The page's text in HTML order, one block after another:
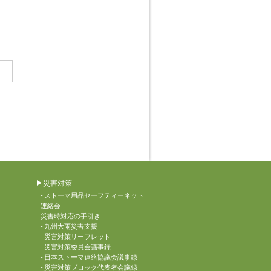
災害対策
ストーマ用品セーフティーネット
連絡会
災害時対応の手引き
九州大雨災害支援
災害対策リーフレット
災害対策委員会議事録
日本ストーマ連絡協議会議事録
災害対策ブロック代表者会議録